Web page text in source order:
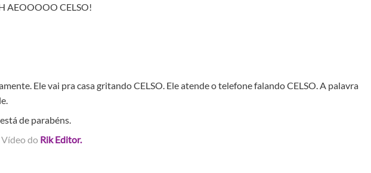
AEOOOOO CELSO!
Ele vai pra casa gritando CELSO. Ele atende o telefone falando CELSO. A palavra
de parabéns.
do Rik Editor.